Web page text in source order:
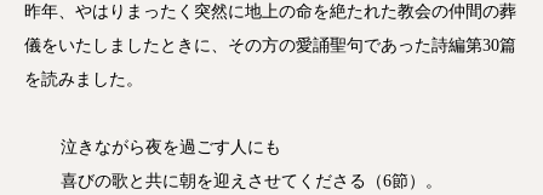
昨年、やはりまったく突然に地上の命を絶たれた教会の仲間の葬
儀をいたしましたときに、その方の愛誦聖句であった詩編第30篇
を読みました。
泣きながら夜を過ごす人にも
喜びの歌と共に朝を迎えさせてくださる（6節）。